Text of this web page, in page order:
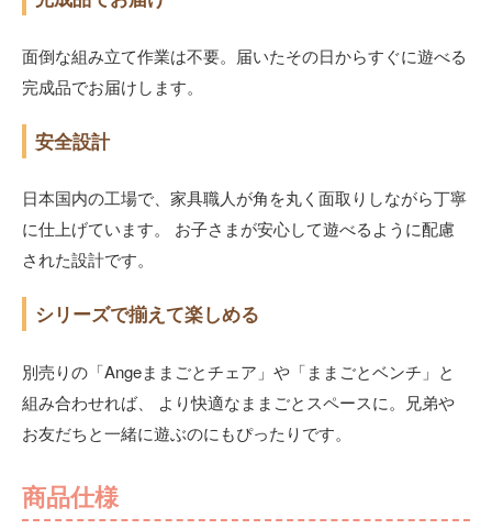
面倒な組み立て作業は不要。届いたその日からすぐに遊べる
完成品でお届けします。
安全設計
日本国内の工場で、家具職人が角を丸く面取りしながら丁寧
に仕上げています。 お子さまが安心して遊べるように配慮
された設計です。
シリーズで揃えて楽しめる
別売りの「Angeままごとチェア」や「ままごとベンチ」と
組み合わせれば、 より快適なままごとスペースに。兄弟や
お友だちと一緒に遊ぶのにもぴったりです。
商品仕様